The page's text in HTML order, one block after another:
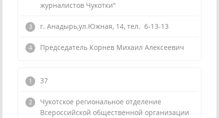
журналистов Чукотки"
г. Анадырь,ул.Южная, 14, тел. 6-13-13
Председатель Корнев Михаил Алексеевич
37
Чукотское региональное отделение
Всероссийской общественной организации